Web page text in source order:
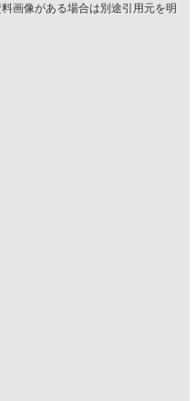
画像がある場合は別途引用元を明